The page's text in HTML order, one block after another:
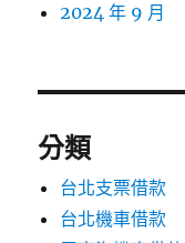
2024 年 9 月
分類
台北支票借款
台北機車借款